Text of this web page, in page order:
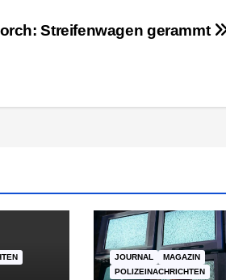
Streifenwagen gerammt
JOURNAL
MAGAZIN
POLIZEINACHRICHTEN